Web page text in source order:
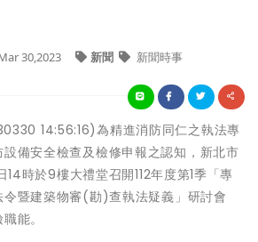
30,2023 新聞 新聞時事
14:56:16)為精進消防同仁之執法專
備安全檢查及檢修申報之認知，新北市
時於9樓大禮堂召開112年度第1季「專
暨建築物審(勘)查執法疑義」研討會
能。